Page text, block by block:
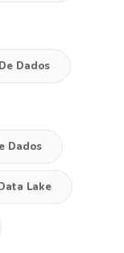
Dados
Dados
Lake